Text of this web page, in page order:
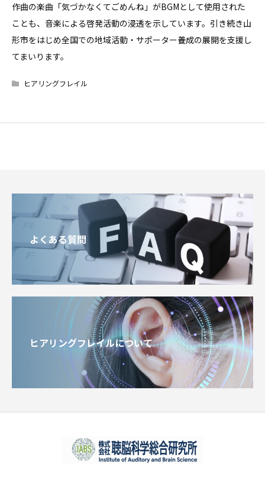
作曲の楽曲「気づかなくてごめんね」がBGMとして使用された
ことも、音楽による啓発活動の浸透を示しています。引き続き山
形市をはじめ全国での地域活動・サポーター養成の展開を支援し
てまいります。
ヒアリングフレイル
よくある質問
ヒアリングフレイルについて